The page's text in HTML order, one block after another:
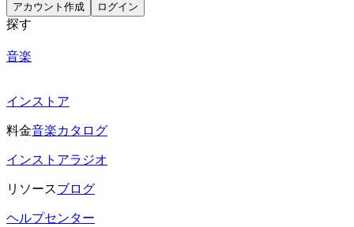
アカウント作成 ログイン
探す
音楽
インストア
料金音楽カタログ
インストアラジオ
リソースブログ
ヘルプセンター